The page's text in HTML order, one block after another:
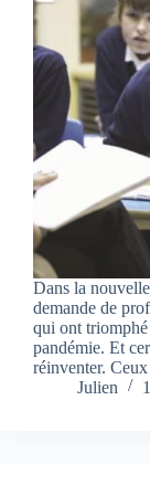
Dans la
demande de
qui ont
pandémie. Et
réinventer.
Julien